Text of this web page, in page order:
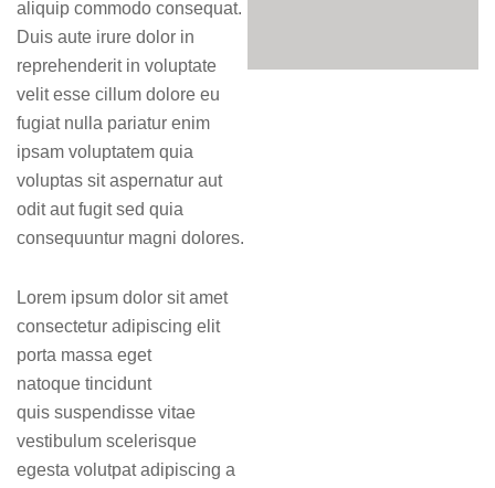
aliquip commodo consequat.
Duis aute irure dolor in
reprehenderit in voluptate
velit esse cillum dolore eu
fugiat nulla pariatur enim
ipsam voluptatem quia
voluptas sit aspernatur aut
odit aut fugit sed quia
consequuntur magni dolores.
Lorem ipsum dolor sit amet
consectetur adipiscing elit
porta massa eget
natoque tincidunt
quis suspendisse vitae
vestibulum scelerisque
egesta volutpat adipiscing a